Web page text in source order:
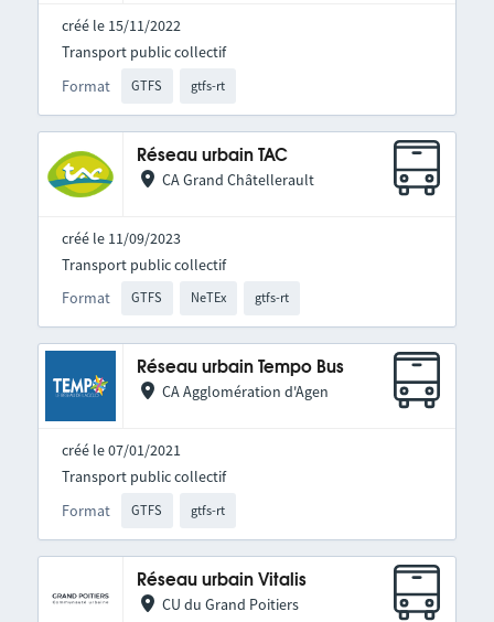
créé le 15/11/2022
Format GTFS gtfs-rt
Transport public collectif
Réseau urbain TAC
CA Grand Châtellerault
créé le 11/09/2023
Format GTFS NeTEx gtfs-rt
Transport public collectif
Réseau urbain Tempo Bus
CA Agglomération d'Agen
créé le 07/01/2021
Format GTFS gtfs-rt
Transport public collectif
Réseau urbain Vitalis
CU du Grand Poitiers